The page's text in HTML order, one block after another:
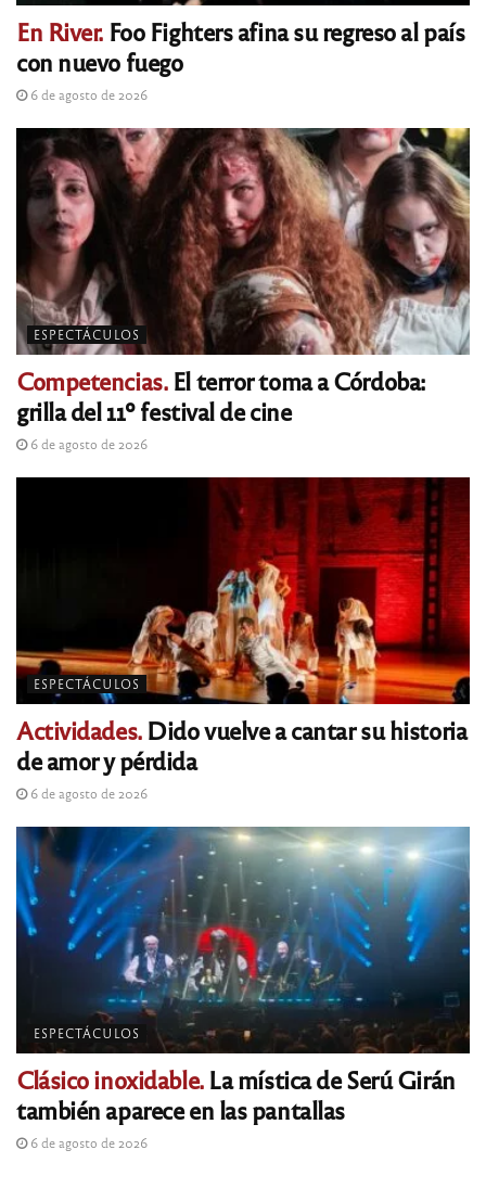
En River. Foo Fighters afina su regreso al país
con nuevo fuego
6 de agosto de 2026
ESPECTÁCULOS
Competencias.El terror toma a Córdoba:
grilla del 11º festival de cine
6 de agosto de 2026
ESPECTÁCULOS
Actividades.Dido vuelve a cantar su historia
de amor y pérdida
6 de agosto de 2026
ESPECTÁCULOS
Clásico inoxidable.La mística de Serú Girán
también aparece en las pantallas
6 de agosto de 2026